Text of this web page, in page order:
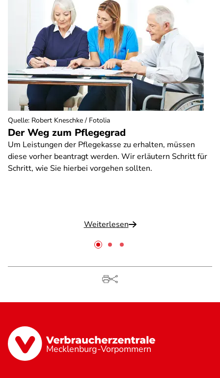
Der Weg zum Pflegegrad
Um Leistungen der Pflegekasse zu erhalten, müssen
diese vorher beantragt werden. Wir erläutern Schritt für
Schritt, wie Sie hierbei vorgehen sollten.
Weiterlesen
Quelle: Robert Kneschke / Fotolia
Mecklenburg-Vorpommern